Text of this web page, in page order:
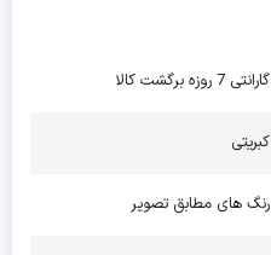
گارانتی 7 روزه برگشت کالا
کبریتی
رنگ های مطابق تصویر